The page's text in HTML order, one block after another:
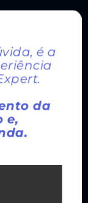
é a
da
e,